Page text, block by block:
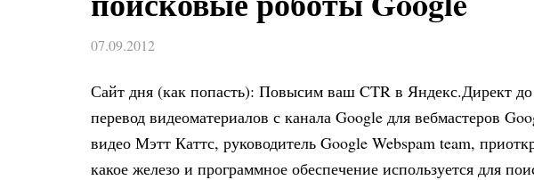
07.09.2012
Сайт дня (как попасть): Повысим ваш CTR в Яндекс.Директ
перевод видеоматериалов с канала Google для вебмастеров
видео Мэтт Каттс, руководитель Google Webspam team,
какое железо и программное обеспечение используется для